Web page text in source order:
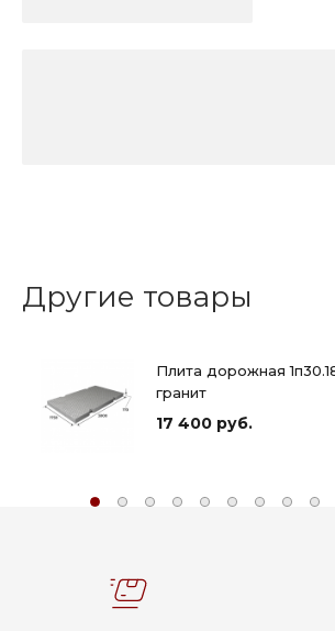
Другие товары
Плита дорожная
гранит
17 400 руб.